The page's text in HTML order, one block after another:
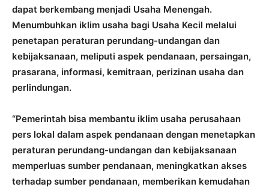
dapat berkembang menjadi Usaha Menengah.
Menumbuhkan iklim usaha bagi Usaha Kecil melalui
penetapan peraturan perundang-undangan dan
kebijaksanaan, meliputi aspek pendanaan, persaingan,
prasarana, informasi, kemitraan, perizinan usaha dan
perlindungan.
“Pemerintah bisa membantu iklim usaha perusahaan
pers lokal dalam aspek pendanaan dengan menetapkan
peraturan perundang-undangan dan kebijaksanaan
memperluas sumber pendanaan, meningkatkan akses
terhadap sumber pendanaan, memberikan kemudahan